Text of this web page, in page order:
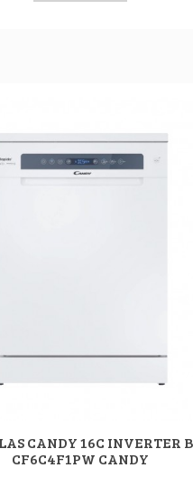
CANDY 16C INVERTER
CF6C4F1PW CANDY